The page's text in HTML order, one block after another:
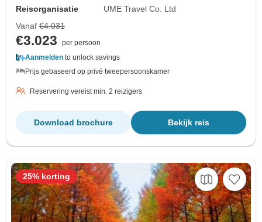
Reisorganisatie
UME Travel Co. Ltd
Vanaf €4.031
€3.023
per persoon
Aanmelden to unlock savings
Prijs gebaseerd op privé tweepersoonskamer
Reservering vereist min. 2 reizigers
Bekijk reis
Download brochure
25% korting